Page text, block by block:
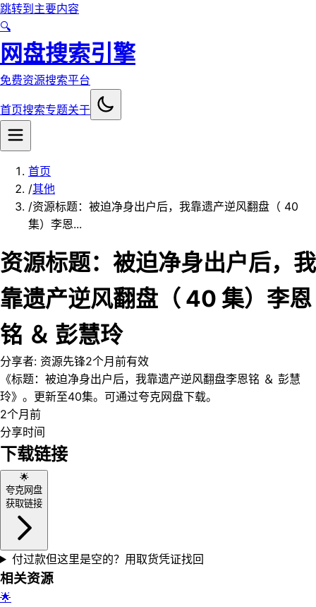
跳转到主要内容
🔍
网盘搜索引擎
免费资源搜索平台
首页搜索专题关于
首页
/其他
/资源标题：被迫净身出户后，我靠遗产逆风翻盘（ 40
集）李恩...
资源标题：被迫净身出户后，我
靠遗产逆风翻盘（ 40 集）李恩
铭 ＆ 彭慧玲
分享者: 资源先锋2个月前有效
《标题：被迫净身出户后，我靠遗产逆风翻盘李恩铭 ＆ 彭慧
玲》。更新至40集。可通过夸克网盘下载。
2个月前
分享时间
下载链接
🌟
夸克网盘
获取链接
付过款但这里是空的？用取货凭证找回
相关资源
🌟